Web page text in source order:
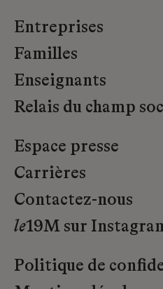
Entreprises
Familles
Enseignants
Relais du champ
Espace presse
Carrières
Contactez-nous
le19M sur
Politique de